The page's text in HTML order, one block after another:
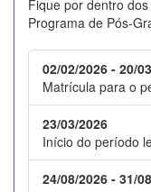
Fique por dentro
Programa de Pós-
02/02/2026 - 20/
Matrícula para o
23/03/2026
Início do período
24/08/2026 - 31/